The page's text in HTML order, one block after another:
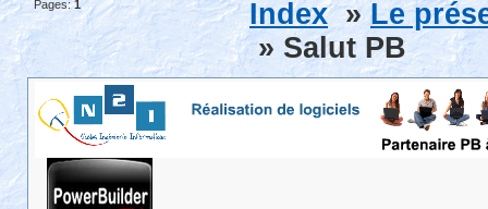
Pages:1 Index »Le
» Salut PB